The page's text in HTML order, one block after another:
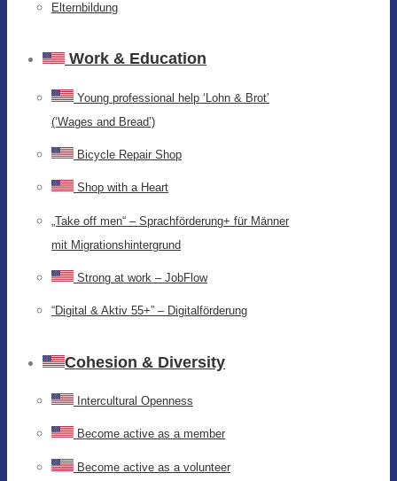
Elternbildung
Work & Education
Young professional help ‘Lohn & Brot’
(‘Wages and Bread’)
Bicycle Repair Shop
Shop with a Heart
„Take off men“ – Sprachförderung+ für Männer
mit Migrationshintergrund
Strong at work – JobFlow
“Digital & Aktiv 55+” – Digitalförderung
Cohesion & Diversity
Intercultural Openness
Become active as a member
Become active as a volunteer